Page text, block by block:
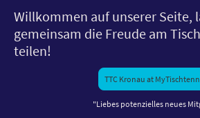
Willkommen auf unserer Seite,
gemeinsam die Freude am
teilen!
"Liebes potenzielles neues
TTC Kronau at